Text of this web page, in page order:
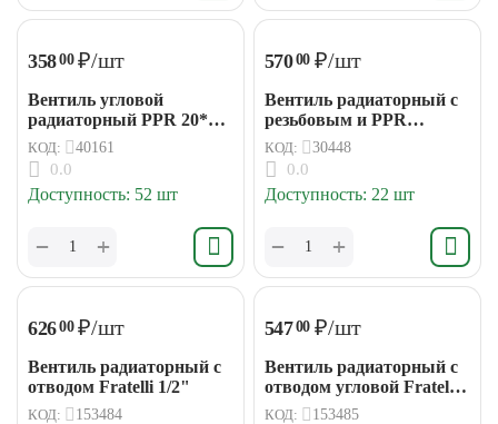
35800 ₽/шт
Вентиль угловой
радиаторный PPR 20*15
Fratelli
КОД: 40161
0.0
Доступность: 52 шт
+
−
57000 ₽/шт
Вентиль радиаторный с
резьбовым и PPR
отводами 25*20 Fratelli
КОД: 30448
0.0
Доступность: 22 шт
+
−
62600 ₽/шт
Вентиль радиаторный с
отводом Fratelli 1/2"
КОД: 153484
54700 ₽/шт
Вентиль радиаторный с
отводом угловой Fratelli
1/2"
КОД: 153485